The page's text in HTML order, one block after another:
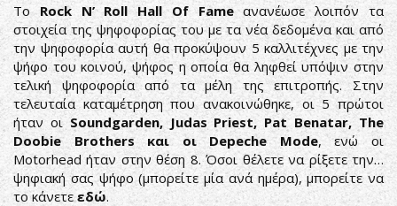
Το Rock N’ Roll Hall Of Fameανανέωσε λοιπόν τα
στοιχεία της ψηφοφορίας του με τα νέα δεδομένα και από
την ψηφοφορία αυτή θα προκύψουν 5 καλλιτέχνες με την
ψήφο του κοινού, ψήφος η οποία θα ληφθεί υπόψιν στην
τελική ψηφοφορία από τα μέλη της επιτροπής. Στην
τελευταία καταμέτρηση που ανακοινώθηκε, οι 5 πρώτοι
ήταν οιSoundgarden, Judas Priest, Pat Benatar, The
Doobie Brothers και οι Depeche Mode, ενώ οι
Motorhead ήταν στην θέση 8. Όσοι θέλετε να ρίξετε την…
ψηφιακή σας ψήφο (μπορείτε μία ανά ημέρα), μπορείτε να
το κάνετεεδώ.